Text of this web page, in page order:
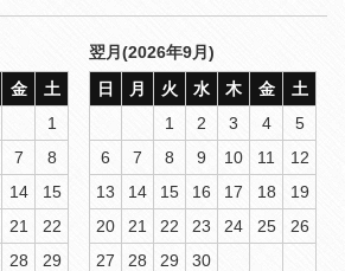
金
土
1
7
8
14
15
21
22
28
29
翌月(2026年9月)
日
月 火 水 木 金
土
1
2 3 4
5
6
7 8 9 10 11
12
13
14 15 16 17 18
19
20
21 22 23 24 25
26
27
28 29 30